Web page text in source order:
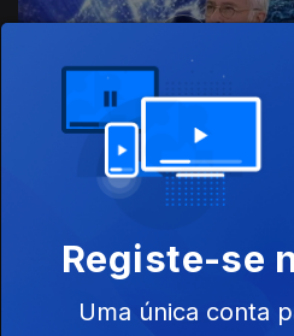
Registe-se
Uma única conta